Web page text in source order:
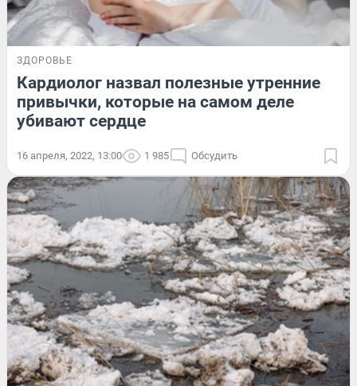
ЗДОРОВЬЕ
Кардиолог назвал полезные утренние
привычки, которые на самом деле
убивают сердце
16 апреля, 2022, 13:00 1 985 Обсудить